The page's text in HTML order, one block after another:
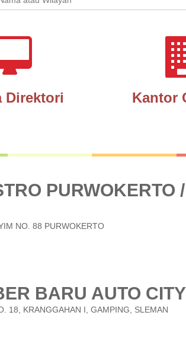
Direktori Kantor
PURWOKERTO
NO. 88 PURWOKERTO
BARU AUTO
18, KRANGGAHAN I, GAMPING, SLEMAN